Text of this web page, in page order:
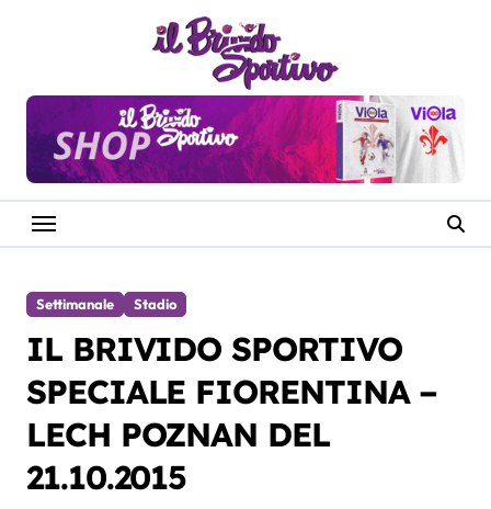
Settimanale Stadio
IL BRIVIDO SPORTIVO
SPECIALE FIORENTINA –
LECH POZNAN DEL
21.10.2015